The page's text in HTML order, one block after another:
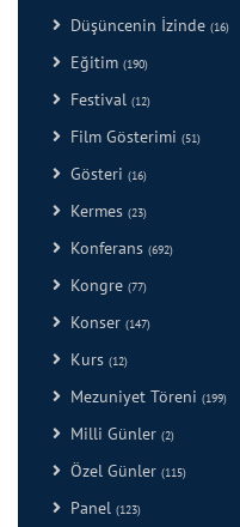
Düşüncenin İzinde (16)
Eğitim (190)
Festival (12)
Film Gösterimi (51)
Gösteri (16)
Kermes (23)
Konferans (692)
Kongre (77)
Konser (147)
Kurs (12)
Mezuniyet Töreni (199)
Milli Günler (2)
Özel Günler (115)
Panel (123)